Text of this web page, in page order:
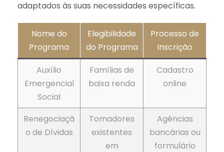
adaptados às suas necessidades específicas.
Nome do
Programa
Elegibilidade
do Programa
Processo de
Inscrição
Auxílio
Emergencial
Social
Famílias de
baixa renda
Cadastro
online
Renegociaçã
o de Dívidas
Tomadores
existentes
em
Agências
bancárias ou
formulário